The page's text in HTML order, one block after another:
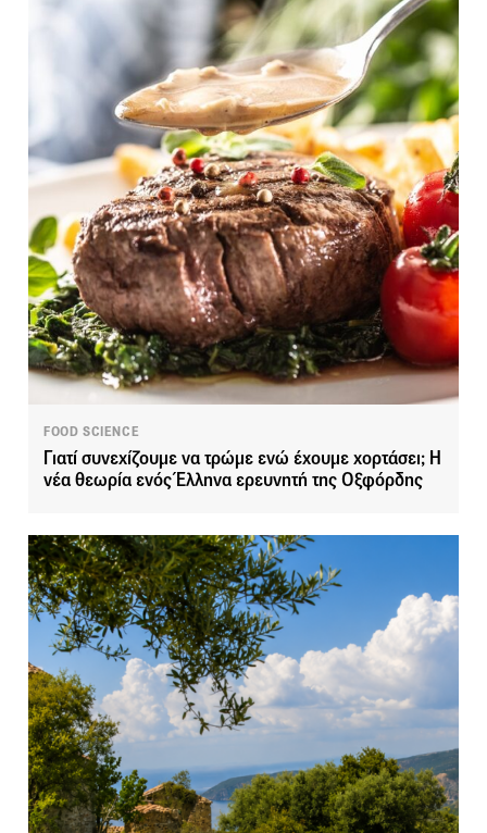
FOOD SCIENCE
Γιατί συνεχίζουμε να τρώμε ενώ έχουμε χορτάσει; Η
νέα θεωρία ενός Έλληνα ερευνητή της Οξφόρδης